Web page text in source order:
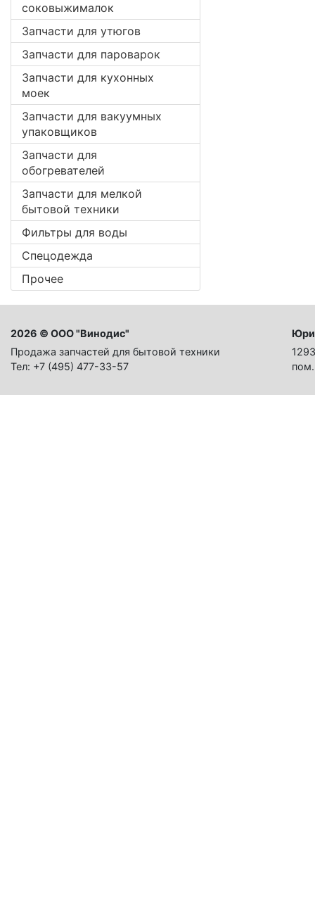
соковыжималок
Запчасти для утюгов
Запчасти для пароварок
Запчасти для кухонных
моек
Запчасти для вакуумных
упаковщиков
Запчасти для
обогревателей
Запчасти для мелкой
бытовой техники
Фильтры для воды
Спецодежда
Прочее
2026 © ООО "Винодис"
Продажа запчастей для бытовой техники
Тел: +7 (495) 477-33-57